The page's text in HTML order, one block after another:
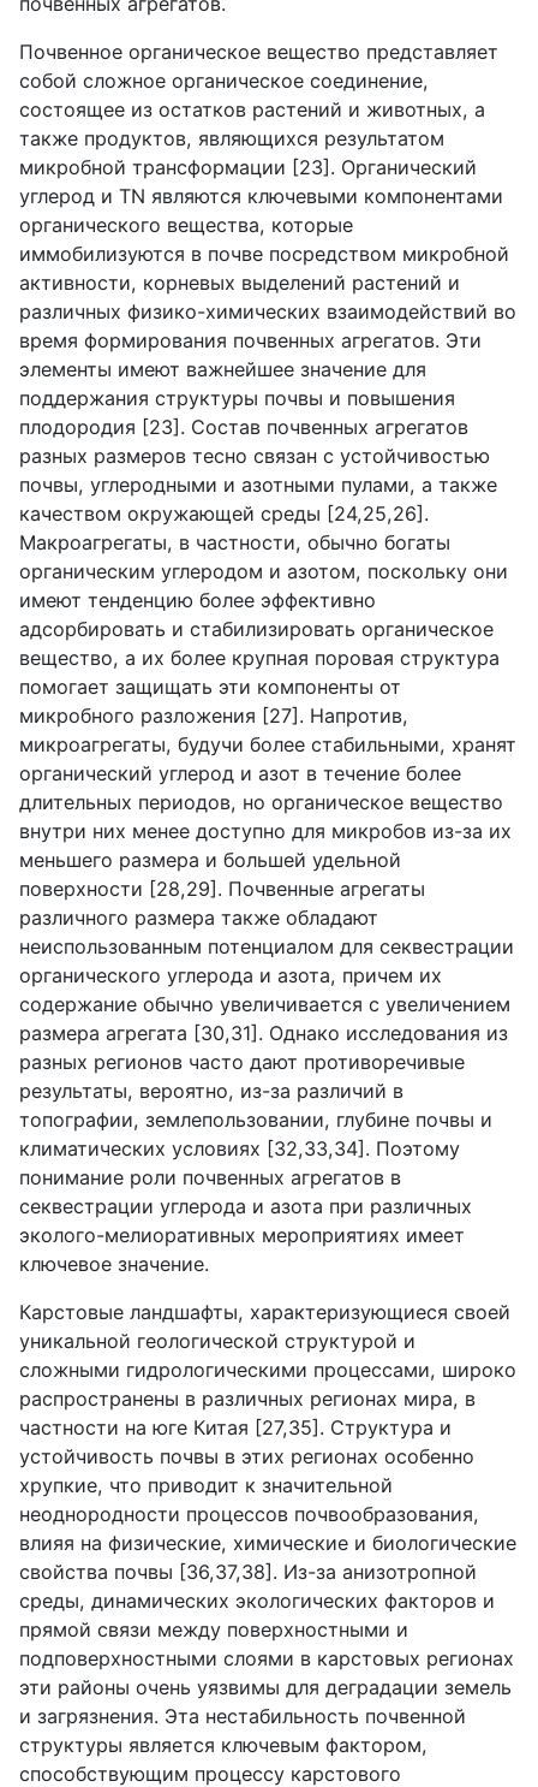
Почвенное органическое вещество представляет
собой сложное органическое соединение,
состоящее из остатков растений и животных, а
также продуктов, являющихся результатом
микробной трансформации [23]. Органический
углерод и TN являются ключевыми компонентами
органического вещества, которые
иммобилизуются в почве посредством микробной
активности, корневых выделений растений и
различных физико-химических взаимодействий во
время формирования почвенных агрегатов. Эти
элементы имеют важнейшее значение для
поддержания структуры почвы и повышения
плодородия [23]. Состав почвенных агрегатов
разных размеров тесно связан с устойчивостью
почвы, углеродными и азотными пулами, а также
качеством окружающей среды [24,25,26].
Макроагрегаты, в частности, обычно богаты
органическим углеродом и азотом, поскольку они
имеют тенденцию более эффективно
адсорбировать и стабилизировать органическое
вещество, а их более крупная поровая структура
помогает защищать эти компоненты от
микробного разложения [27]. Напротив,
микроагрегаты, будучи более стабильными, хранят
органический углерод и азот в течение более
длительных периодов, но органическое вещество
внутри них менее доступно для микробов из-за их
меньшего размера и большей удельной
поверхности [28,29]. Почвенные агрегаты
различного размера также обладают
неиспользованным потенциалом для секвестрации
органического углерода и азота, причем их
содержание обычно увеличивается с увеличением
размера агрегата [30,31]. Однако исследования из
разных регионов часто дают противоречивые
результаты, вероятно, из-за различий в
топографии, землепользовании, глубине почвы и
климатических условиях [32,33,34]. Поэтому
понимание роли почвенных агрегатов в
секвестрации углерода и азота при различных
эколого-мелиоративных мероприятиях имеет
ключевое значение.
Карстовые ландшафты, характеризующиеся своей
уникальной геологической структурой и
сложными гидрологическими процессами, широко
распространены в различных регионах мира, в
частности на юге Китая [27,35]. Структура и
устойчивость почвы в этих регионах особенно
хрупкие, что приводит к значительной
неоднородности процессов почвообразования,
влияя на физические, химические и биологические
свойства почвы [36,37,38]. Из-за анизотропной
среды, динамических экологических факторов и
прямой связи между поверхностными и
подповерхностными слоями в карстовых регионах
эти районы очень уязвимы для деградации земель
и загрязнения. Эта нестабильность почвенной
структуры является ключевым фактором,
способствующим процессу карстового